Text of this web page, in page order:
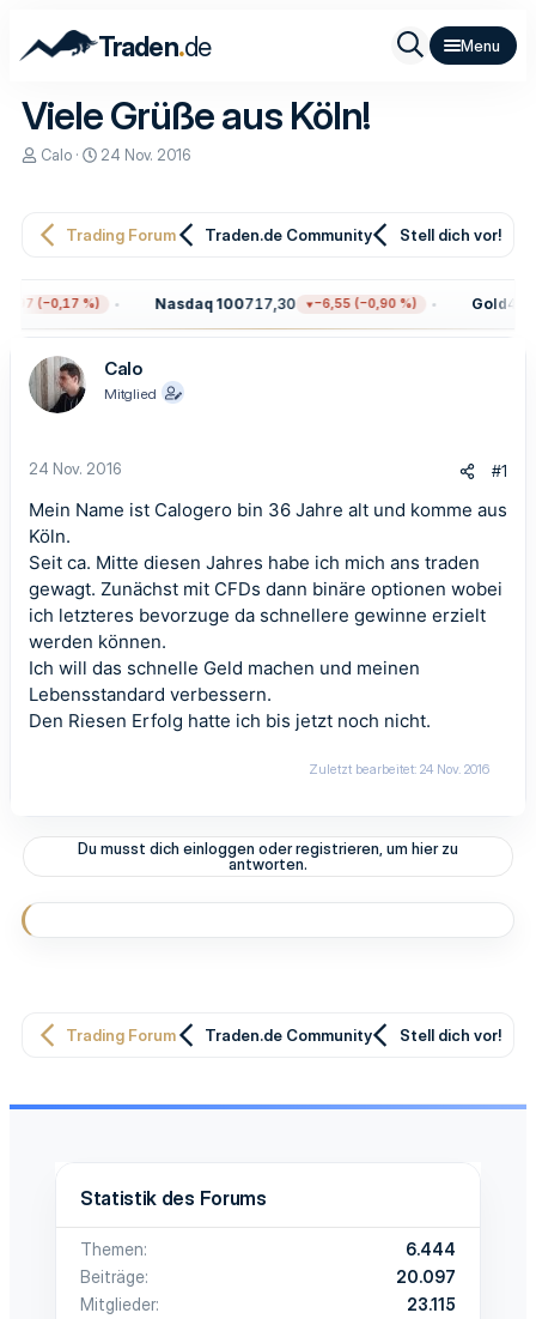
Traden.de
Viele Grüße aus Köln!
E
e
r
Calo
E
e
m
24 Nov. 2016
Trading Forum Traden.de Community Stell dich vor!
(−0,17 %) Nasdaq 100717,30 −6,55 (−0,90 %) Gold
Calo
Mitglied
24 Nov. 2016 #1
Mein Name ist Calogero bin 36 Jahre alt und komme aus
Köln.
Seit ca. Mitte diesen Jahres habe ich mich ans traden
gewagt. Zunächst mit CFDs dann binäre optionen wobei
ich letzteres bevorzuge da schnellere gewinne erzielt
werden können.
Ich will das schnelle Geld machen und meinen
Lebensstandard verbessern.
Den Riesen Erfolg hatte ich bis jetzt noch nicht.
Zuletzt bearbeitet: 24 Nov. 2016
Du musst dich einloggen oder registrieren, um hier zu
antworten.
Trading Forum Traden.de Community Stell dich vor!
Statistik des Forums
Themen
6.444
Beiträge
20.097
Mitglieder
23.115